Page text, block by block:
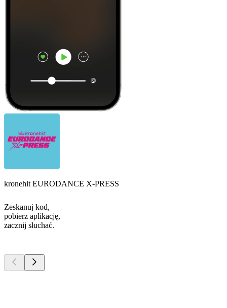
kronehit EURODANCE X-PRESS
Zeskanuj kod,
pobierz aplikację,
zacznij słuchać.